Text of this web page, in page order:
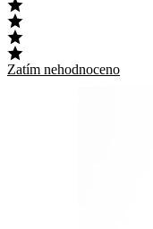
Zatím nehodnoceno